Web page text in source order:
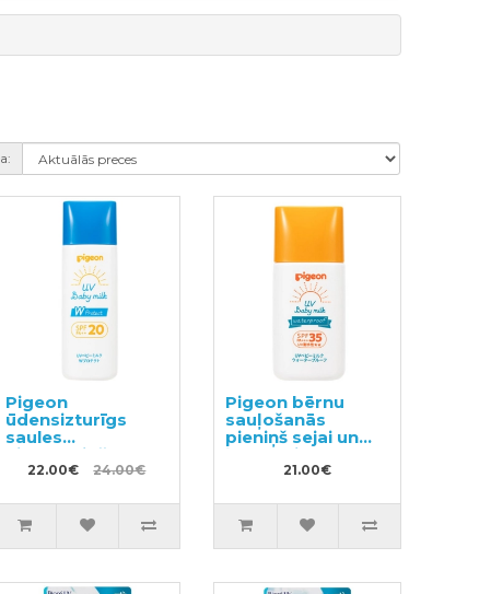
Pigeon
ūdensizturīgs
saules
aizsargājošs
mitrinošs pieniņš
22.00€ 24.00€
Pigeon bērnu
sauļošanās
pieniņš sejai un
ķermenim UV
SPF35 30g
21.00€